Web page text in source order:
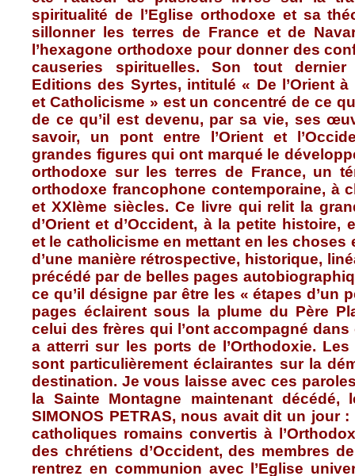
spiritualité de l’Eglise orthodoxe et sa
sillonner les terres de France et de
l’hexagone orthodoxe pour donner des
causeries spirituelles. Son tout
Editions des Syrtes, intitulé « De l’Orient à
et Catholicisme » est un concentré de ce
de ce qu’il est devenu, par sa vie, ses
savoir, un pont entre l’Orient et
grandes figures qui ont marqué le
orthodoxe sur les terres de France, un
orthodoxe francophone contemporaine, à
et XXIème siècles. Ce livre qui relit la
d’Orient et d’Occident, à la petite histoire,
et le catholicisme en mettant en les choses
d’une manière rétrospective, historique,
précédé par de belles pages
ce qu’il désigne par être les « étapes d’un
pages éclairent sous la plume du Père
celui des frères qui l’ont accompagné
a atterri sur les ports de l’Orthodoxie.
sont particulièrement éclairantes sur la
destination. Je vous laisse avec ces
la Sainte Montagne maintenant décédé,
SIMONOS PETRAS, nous avait dit un jour
catholiques romains convertis à
des chrétiens d’Occident, des membres
rentrez en communion avec l’Eglise